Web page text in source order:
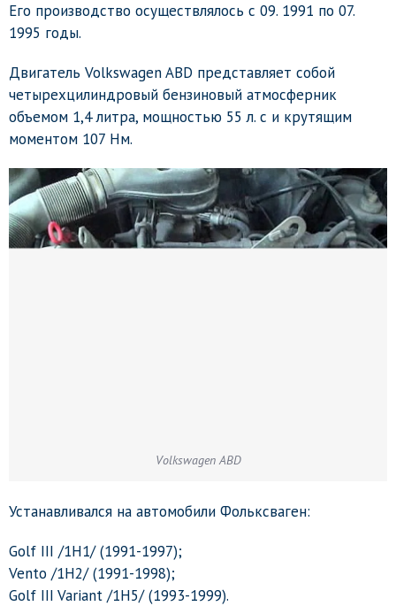
Его производство осуществлялось с 09. 1991 по 07.
1995 годы.
Двигатель Volkswagen ABD представляет собой
четырехцилиндровый бензиновый атмосферник
объемом 1,4 литра, мощностью 55 л. с и крутящим
моментом 107 Нм.
Volkswagen ABD
Устанавливался на автомобили Фольксваген:
Golf III /1H1/ (1991-1997);
Vento /1H2/ (1991-1998);
Golf III Variant /1H5/ (1993-1999).